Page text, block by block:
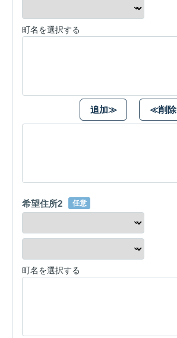
町名を選択する
追加≫ ≪削除
希望住所2 任意
町名を選択する